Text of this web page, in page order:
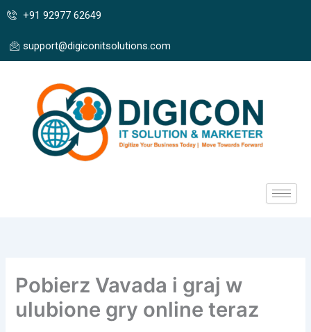
Skip
content
+91 92977 62649
support@digiconitsolutions.com
Pobierz Vavada i graj w
ulubione gry online teraz